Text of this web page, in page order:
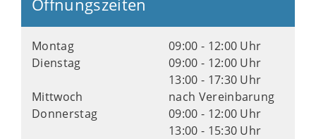
Öffnungszeiten
Montag
09:00 - 12:00 Uhr
Dienstag
09:00 - 12:00 Uhr
13:00 - 17:30 Uhr
Mittwoch
nach Vereinbarung
Donnerstag
09:00 - 12:00 Uhr
13:00 - 15:30 Uhr